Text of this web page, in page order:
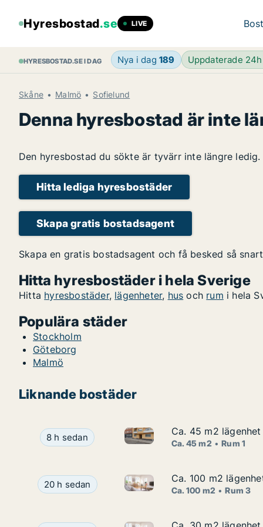
Hyresbostad.se LIVE
HYRESBOSTAD.SE I DAG Nya i dag 189 Uppdaterade 24h
Skåne Malmö Sofielund
Denna hyresbostad är inte
Den hyresbostad du sökte är tyvärr inte längre
Hitta lediga hyresbostäder
Skapa gratis bostadsagent
Skapa en gratis bostadsagent och få besked så
Hitta hyresbostäder i hela Sverige
Hitta hyresbostäder, lägenheter, hus och rum i hela
Populära städer
Stockholm
Göteborg
Malmö
Liknande bostäder
Ca. 45 m2 lägenhet att hyra i Sofielund,
8 h sedan Ca. 45 m2 lägenhet att hyra i
Ca. 45 m2
Ca. 45 m2
Ca. 45 m2 Rum 1
Ca. 100 m2 lägenhet att hyra i Malmö,
20 h sedan Ca. 100 m2 lägenhet att hyra
Ca. 100 m2
Ca. 100 m2
Ca. 100 m2 Rum 3